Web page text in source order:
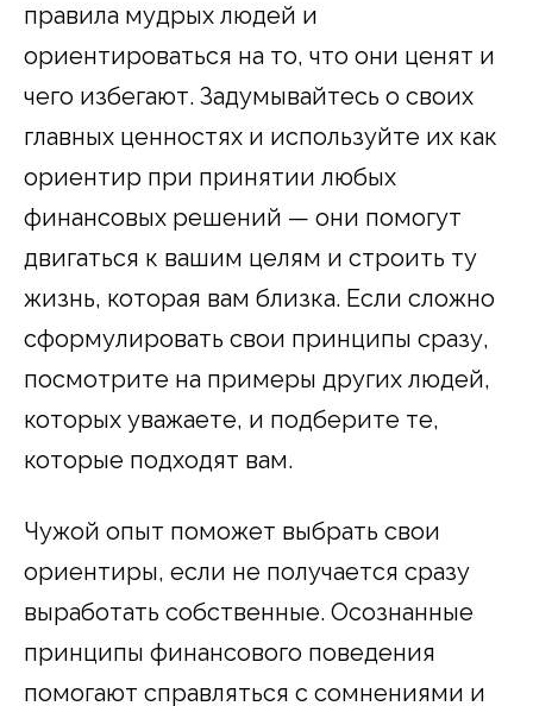
правила мудрых людей и
ориентироваться на то, что они ценят и
чего избегают. Задумывайтесь о своих
главных ценностях и используйте их как
ориентир при принятии любых
финансовых решений — они помогут
двигаться к вашим целям и строить ту
жизнь, которая вам близка. Если сложно
сформулировать свои принципы сразу,
посмотрите на примеры других людей,
которых уважаете, и подберите те,
которые подходят вам.
Чужой опыт поможет выбрать свои
ориентиры, если не получается сразу
выработать собственные. Осознанные
принципы финансового поведения
помогают справляться с сомнениями и